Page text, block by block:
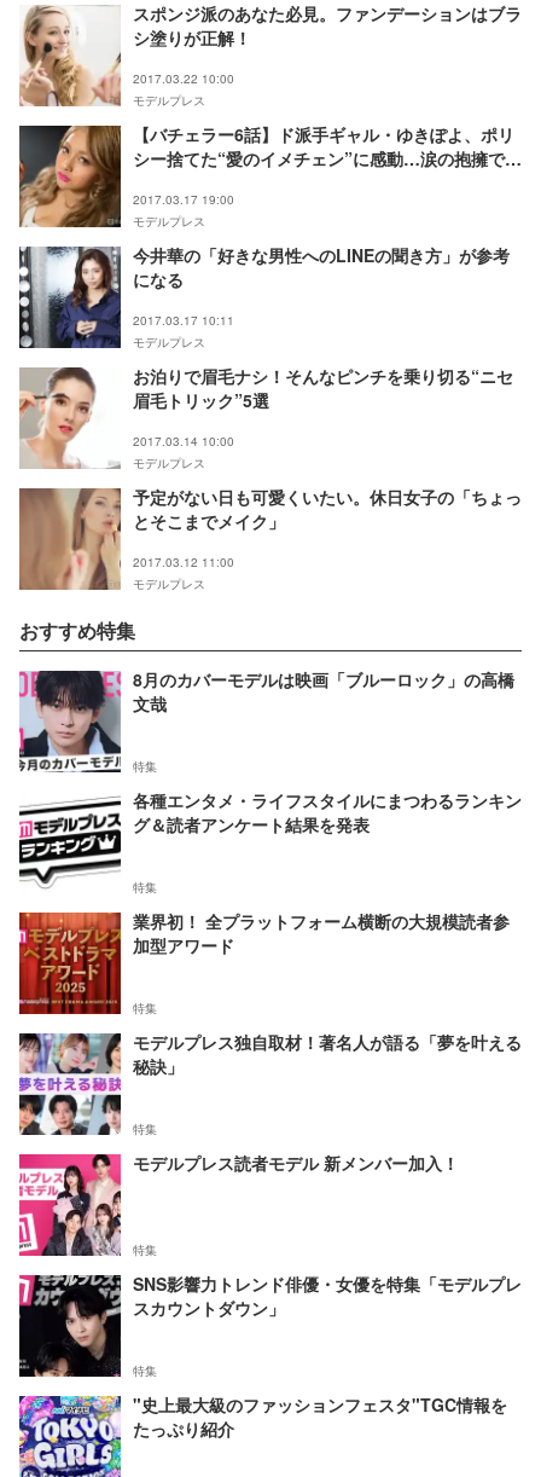
スポンジ派のあなた必見。ファンデーションはブラ
シ塗りが正解！
2017.03.22 10:00
モデルプレス
【バチェラー6話】ド派手ギャル・ゆきぽよ、ポリ
シー捨てた“愛のイメチェン”に感動…涙の抱擁で
2017.03.17 19:00
モデルプレス
今井華の「好きな男性へのLINEの聞き方」が参考
になる
2017.03.17 10:11
モデルプレス
お泊りで眉毛ナシ！そんなピンチを乗り切る“ニセ
眉毛トリック”5選
2017.03.14 10:00
モデルプレス
予定がない日も可愛くいたい。休日女子の「ちょっ
とそこまでメイク」
2017.03.12 11:00
モデルプレス
おすすめ特集
8月のカバーモデルは映画「ブルーロック」の高橋
文哉
特集
各種エンタメ・ライフスタイルにまつわるランキン
グ＆読者アンケート結果を発表
特集
業界初！ 全プラットフォーム横断の大規模読者参
加型アワード
特集
モデルプレス独自取材！著名人が語る「夢を叶える
秘訣」
特集
モデルプレス読者モデル 新メンバー加入！
特集
SNS影響力トレンド俳優・女優を特集「モデルプレ
スカウントダウン」
特集
"史上最大級のファッションフェスタ"TGC情報を
たっぷり紹介